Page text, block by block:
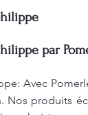
par
Avec
Nos produits